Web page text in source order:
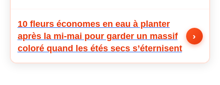
10 fleurs économes en eau à planter
après la mi-mai pour garder un massif
coloré quand les étés secs s’éternisent
›